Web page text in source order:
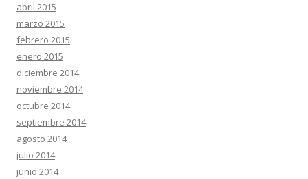
abril 2015
marzo 2015
febrero 2015
enero 2015
diciembre 2014
noviembre 2014
octubre 2014
septiembre 2014
agosto 2014
julio 2014
junio 2014